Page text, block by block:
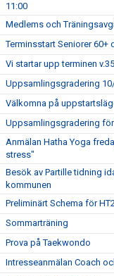
11:00
Medlems och
Terminsstart Seniorer 60+
Vi startar upp terminen v.35
Uppsamlingsgradering
Välkomna på
Uppsamlingsgradering
Anmälan Hatha Yoga
stress"
Besök av Partille tidning
kommunen
Preliminärt Schema för
Sommarträning
Prova på Taekwondo
Intresseanmälan Coach